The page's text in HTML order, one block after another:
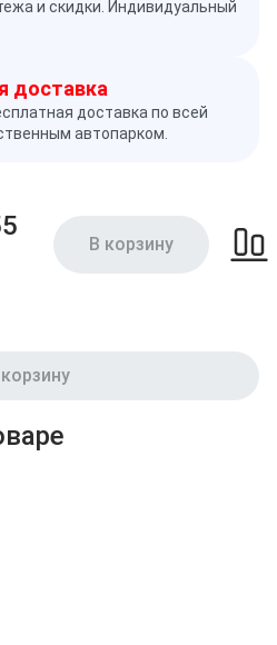
и скидки. Индивидуальный
доставка
доставка по всей
автопарком.
В корзину